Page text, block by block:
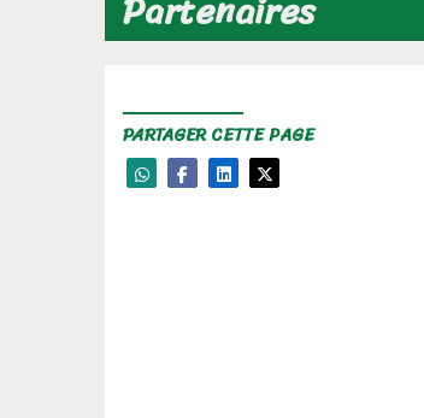
PARTAGER CETTE PAGE